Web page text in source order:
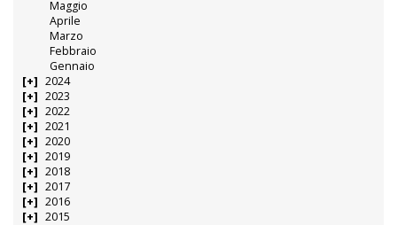
Maggio
Aprile
Marzo
Febbraio
Gennaio
2024
2023
2022
2021
2020
2019
2018
2017
2016
2015